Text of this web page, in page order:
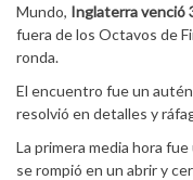
Mundo, Inglaterra venció
fuera de los Octavos de
ronda.
El encuentro fue un
resolvió en detalles y
La primera media hora
se rompió en un abrir y